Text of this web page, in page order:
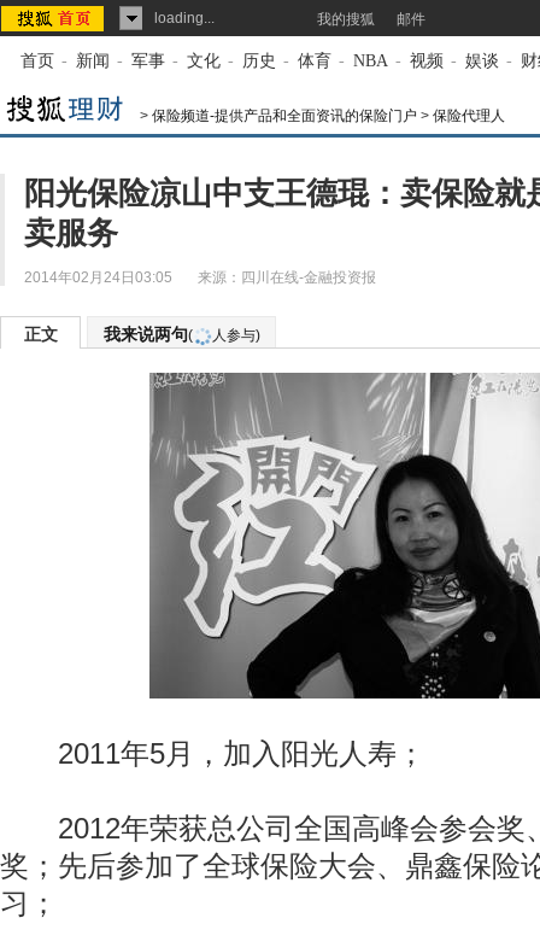
loading... 我的搜狐 邮件
首页 - 新闻 - 军事 - 文化 - 历史 - 体育 - NBA - 视频 - 娱谈 -
> 保险频道-提供产品和全面资讯的保险门户 > 保险代理人
阳光保险凉山中支王德琨：卖保险就
卖服务
2014年02月24日03:05 来源： 四川在线-金融投资报
正文 我来说两句( 人参与)
2011年5月，加入阳光人寿；
2012年荣获总公司全国高峰会参会奖
奖；先后参加了全球保险大会、鼎鑫保险
习；